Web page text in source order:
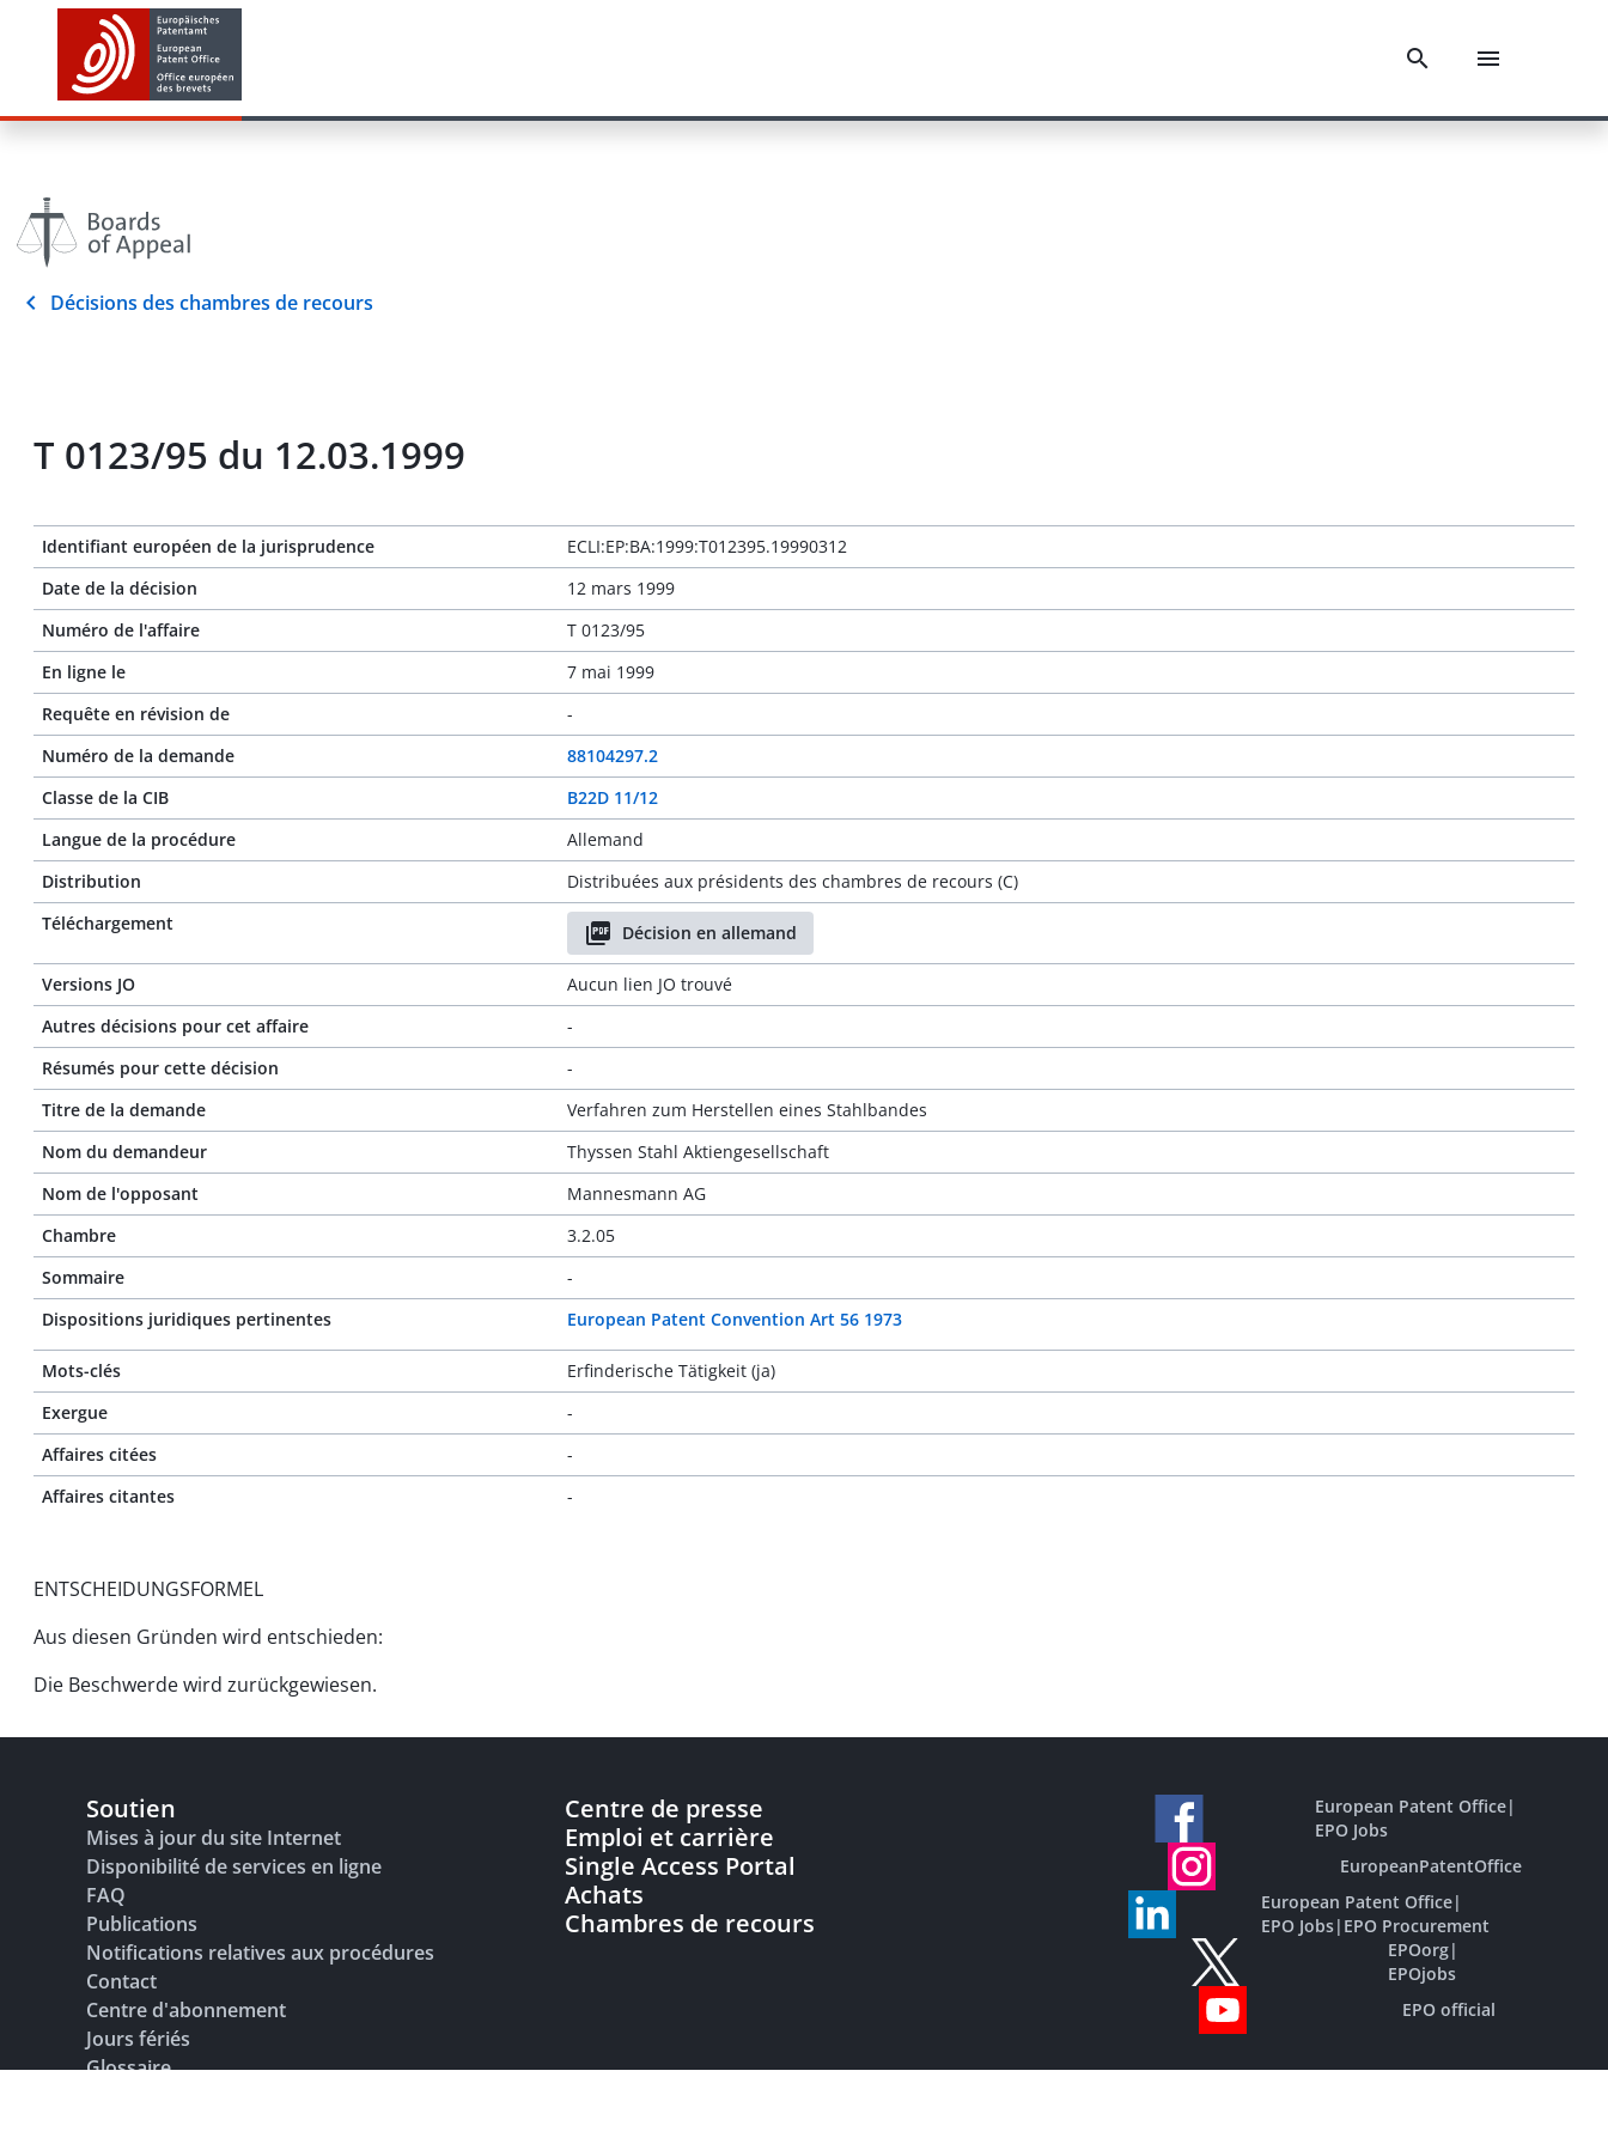
Décisions des chambres de recours
T 0123/95 du 12.03.1999
Identifiant européen de la jurisprudence
ECLI:EP:BA:1999:T012395.19990312
Date de la décision
12 mars 1999
Numéro de l'affaire
T 0123/95
En ligne le
7 mai 1999
Requête en révision de
-
Numéro de la demande
88104297.2
Classe de la CIB
B22D 11/12
Langue de la procédure
Allemand
Distribution
Distribuées aux présidents des chambres de recours (C)
Téléchargement
Décision en allemand
Versions JO
Aucun lien JO trouvé
Autres décisions pour cet affaire
-
Résumés pour cette décision
-
Titre de la demande
Verfahren zum Herstellen eines Stahlbandes
Nom du demandeur
Thyssen Stahl Aktiengesellschaft
Nom de l'opposant
Mannesmann AG
Chambre
3.2.05
Sommaire
-
Dispositions juridiques pertinentes
European Patent Convention Art 56 1973
Mots-clés
Erfinderische Tätigkeit (ja)
Exergue
-
Affaires citées
-
Affaires citantes
-
ENTSCHEIDUNGSFORMEL
Aus diesen Gründen wird entschieden:
Die Beschwerde wird zurückgewiesen.
Soutien
Mises à jour du site Internet
Disponibilité de services en ligne
FAQ
Publications
Notifications relatives aux procédures
Contact
Centre d'abonnement
Jours fériés
Glossaire
Centre de presse
Emploi et carrière
Single Access Portal
Achats
Chambres de recours
European Patent Office|
EPO Jobs
EuropeanPatentOffice
European Patent Office|
EPO Jobs| EPO Procurement
EPOorg|
EPOjobs
EPO official